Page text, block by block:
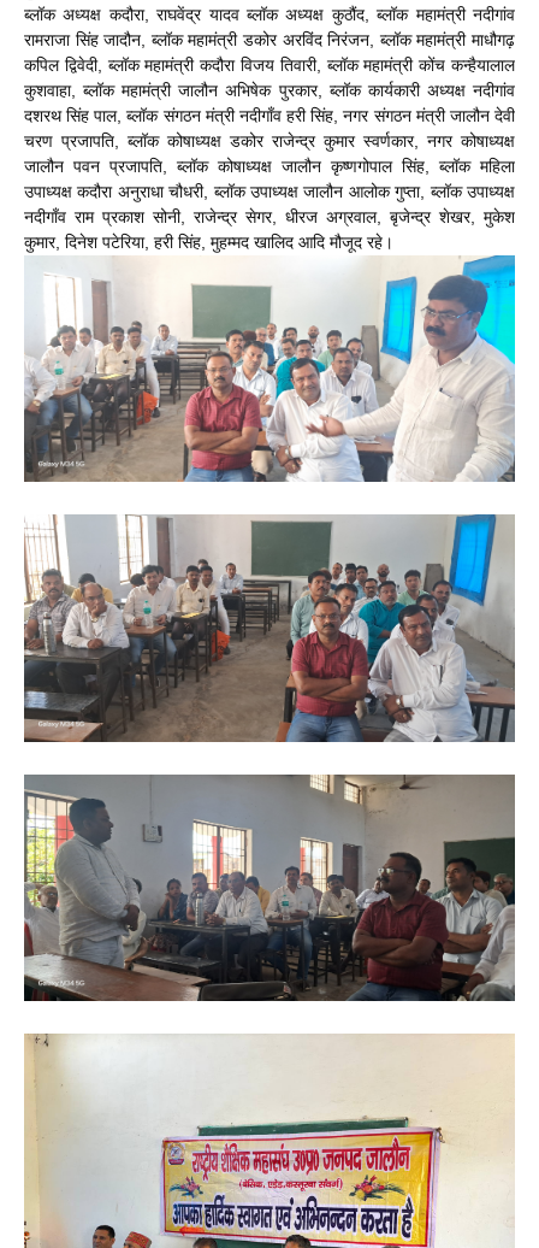
ब्लॉक अध्यक्ष कदौरा, राघवेंद्र यादव ब्लॉक अध्यक्ष कुठौंद, ब्लॉक महामंत्री नदीगांव
रामराजा सिंह जादौन, ब्लॉक महामंत्री डकोर अरविंद निरंजन, ब्लॉक महामंत्री माधौगढ़
कपिल द्विवेदी, ब्लॉक महामंत्री कदौरा विजय तिवारी, ब्लॉक महामंत्री कोंच कन्हैयालाल
कुशवाहा, ब्लॉक महामंत्री जालौन अभिषेक पुरकार, ब्लॉक कार्यकारी अध्यक्ष नदीगांव
दशरथ सिंह पाल, ब्लॉक संगठन मंत्री नदीगाँव हरी सिंह, नगर संगठन मंत्री जालौन देवी
चरण प्रजापति, ब्लॉक कोषाध्यक्ष डकोर राजेन्द्र कुमार स्वर्णकार, नगर कोषाध्यक्ष
जालौन पवन प्रजापति, ब्लॉक कोषाध्यक्ष जालौन कृष्णगोपाल सिंह, ब्लॉक महिला
उपाध्यक्ष कदौरा अनुराधा चौधरी, ब्लॉक उपाध्यक्ष जालौन आलोक गुप्ता, ब्लॉक उपाध्यक्ष
नदीगाँव राम प्रकाश सोनी, राजेन्द्र सेगर, धीरज अग्रवाल, बृजेन्द्र शेखर, मुकेश
कुमार, दिनेश पटेरिया, हरी सिंह, मुहम्मद खालिद आदि मौजूद रहे।